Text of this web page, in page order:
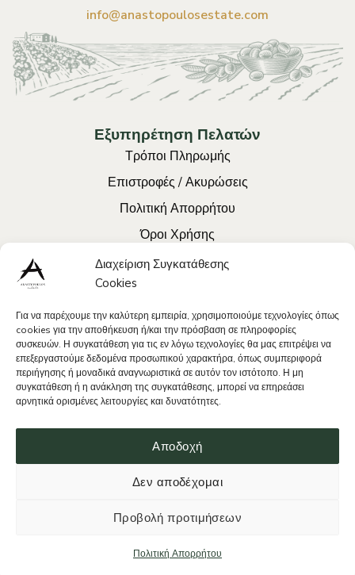
Διαχείριση Συγκατάθεσης
Cookies
Για να παρέχουμε την καλύτερη εμπειρία, χρησιμοποιούμε τεχνολογίες όπως
cookies για την αποθήκευση ή/και την πρόσβαση σε πληροφορίες
συσκευών. Η συγκατάθεση για τις εν λόγω τεχνολογίες θα μας επιτρέψει να
επεξεργαστούμε δεδομένα προσωπικού χαρακτήρα, όπως συμπεριφορά
περιήγησης ή μοναδικά αναγνωριστικά σε αυτόν τον ιστότοπο. Η μη
συγκατάθεση ή η ανάκληση της συγκατάθεσης, μπορεί να επηρεάσει
αρνητικά ορισμένες λειτουργίες και δυνατότητες.
Αποδοχή
Δεν αποδέχομαι
Προβολή προτιμήσεων
Πολιτική Απορρήτου
info@anastopoulosestate.com
Εξυπηρέτηση Πελατών
Τρόποι Πληρωμής
Επιστροφές / Ακυρώσεις
Πολιτική Απορρήτου
Όροι Χρήσης
Κοιν. Δίκτυα
Instagram
Facebook
Anastopoulos Estate © 2026.
Visa
PayPal Bank
Transfer
MasterCard